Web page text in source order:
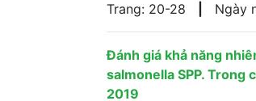
Trang: 20-28
Ngày
Đánh giá khả năng
salmonella SPP. Trong
2019